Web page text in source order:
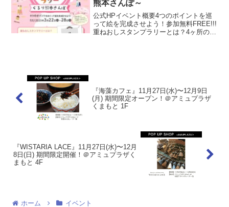
熊本さんぽ～
公式HPイベント概要4つのポイントを巡
って絵を完成させよう！参加無料FREE!!!
重ねおしスタンプラリーとは？4ヶ所のス
『海藻カフェ』11月27日(水)〜12月9日
(月) 期間限定オープン！＠アミュプラザ
くまもと 1F
『WISTARIA LACE』11月27日(水)〜12月
8日(日) 期間限定開催！＠アミュプラザく
まもと 4F
ホーム イベント